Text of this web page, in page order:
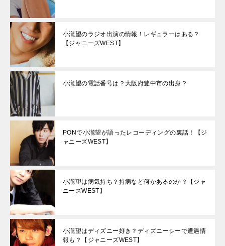
小瀧望のラジオ出演の情報！レギュラーはある？
【ジャニーズWEST】
小瀧望の電話番号は？大阪府豊中市の出身？
PONで小瀧望が語ったレコーディングの裏話！【ジ
ャニーズWEST】
小瀧望は病気持ち？持病など何かあるのか？【ジャ
ニーズWEST】
小瀧望はディズニー好き？ディズニーシーで遭遇情
報も？【ジャニーズWEST】